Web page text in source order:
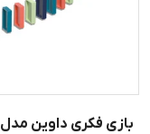
بازی فکری داوین مدل DOMINO TRAIN DT01